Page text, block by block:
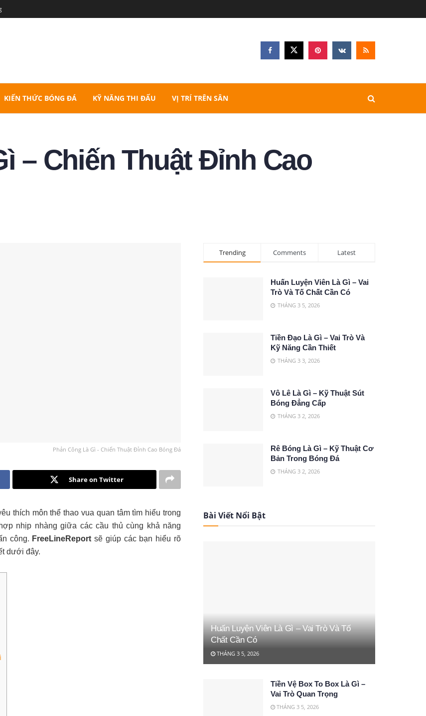
KIẾN THỨC BÓNG ĐÁ KỸ NĂNG THI ĐẤU VỊ TRÍ TRÊN SÂN
– Chiến Thuật Đỉnh Cao
Phản Công Là Gì - Chiến Thuật Đỉnh Cao Bóng Đá
Share on Twitter
thích môn thể thao vua quan tâm tìm hiểu trong
nhịp nhàng giữa các cầu thủ cùng khả năng
công. FreeLineReport sẽ giúp các bạn hiểu rõ
dưới đây.
Trending Comments Latest
Huấn Luyện Viên Là Gì – Vai
Trò Và Tố Chất Cần Có
THÁNG 3 5, 2026
Tiền Đạo Là Gì – Vai Trò Và
Kỹ Năng Cần Thiết
THÁNG 3 3, 2026
Vô Lê Là Gì – Kỹ Thuật Sút
Bóng Đẳng Cấp
THÁNG 3 2, 2026
Rê Bóng Là Gì – Kỹ Thuật Cơ
Bản Trong Bóng Đá
THÁNG 3 2, 2026
Bài Viết Nổi Bật
Huấn Luyện Viên Là Gì – Vai Trò Và Tố
Chất Cần Có
THÁNG 3 5, 2026
Tiền Vệ Box To Box Là Gì –
Vai Trò Quan Trọng
THÁNG 3 5, 2026